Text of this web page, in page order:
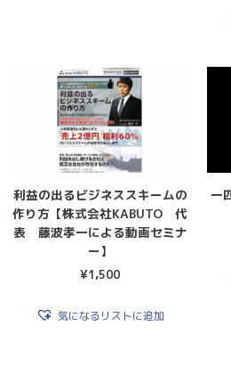
利益の出るビジネススキームの
作り方【株式会社KABUTO 代
表 藤波孝一による動画セミナ
ー】
¥1,500
気になるリストに追加
一